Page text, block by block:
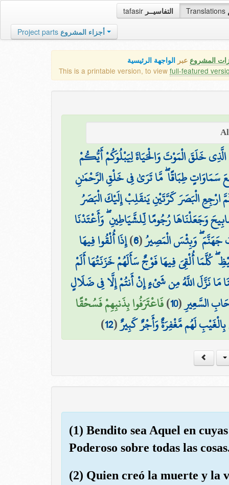
tafasir التفاسيــر Translations
Project parts أجزاء المشروع
المشروع عبر الواجهة الرئيسية
This is a printable version, to view full-featured
الَّذِي خَلَقَ الْمَوْتَ وَالْحَيَاةَ لِيَبْلُوَكُمْ أَيُّكُمْ
سَمَاوَاتٍ طِبَاقًا ۖ مَّا تَرَىٰ فِي خَلْقِ الرَّحْمَٰنِ
ارْجِعِ الْبَصَرَ كَرَّتَيْنِ يَنقَلِبْ إِلَيْكَ الْبَصَرُ
وَجَعَلْنَاهَا رُجُومًا لِّلشَّيَاطِينِ ۖ وَأَعْتَدْنَا
جَهَنَّمَ ۖ وَبِئْسَ الْمَصِيرُ(
6
)إِذَا أُلْقُوا فِيهَا
كُلَّمَا أُلْقِيَ فِيهَا فَوْجٌ سَأَلَهُمْ خَزَنَتُهَا أَلَمْ
مَا نَزَّلَ اللَّهُ مِن شَيْءٍ إِنْ أَنتُمْ إِلَّا فِي ضَلَالٍ
السَّعِيرِ(
10
)فَاعْتَرَفُوا بِذَنبِهِمْ فَسُحْقًا
لَهُم مَّغْفِرَةٌ وَأَجْرٌ كَبِيرٌ(
12
)
(1) Bendito sea Aquel en
Poderoso sobre todas las
(2) Quien creó la muerte y la